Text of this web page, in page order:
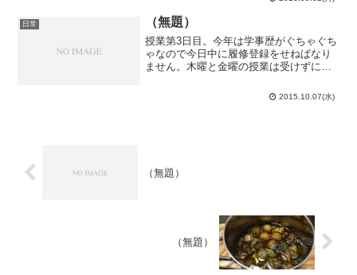
（ｒｙ第1教科目は数学ⅠＡ。幾ら勉強し
ても超えられない壁...
日常 （無題）
授業第3日目。今年は学事歴がぐちゃぐち
ゃなので今日中に履修登録をせねばなり
ません。木曜と金曜の授業は受けずに決
れは地球惑星物理学科の授業です。地物
はこんなところ（理学部1号館7階）でい
2015.10.07(水)
（無題）
（無題）